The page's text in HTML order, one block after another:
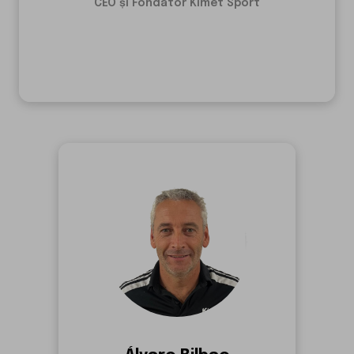
CEO și Fondator Kimet Sport
Co-fondator Kimet Sport
30 de ani
de experiență în
fotbal. Licențiat în Știința
Activității Fizice și Sportului,
Master în Performanță Înaltă (COE)
și antrenor calificat.